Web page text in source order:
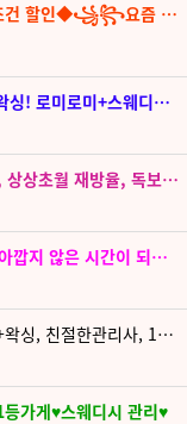
분당 수내역 [어썸스웨디시]꧁꧂◆첫방문 무조건 할인◆꧁꧂요즘 제일 핫한 그곳 ꧁꧂
수원 세류동 [라힐테라피] ●수원 1등 관리●힐링 왁싱! 로미로미+스웨디시 전문점 만족도 최고●
파주 야당 1인샵 [츄] 파주의 명소, 한국관리사님, 상상초월 재방율, 독보적인 친절 마인드, 탑급 실력, 비교 불가
광진 건대 [플로] 스웨디시! 전원 친절한 관리사! 아깝지 않은 시간이 되고싶다면 플로스웨디시를 찾으세요^^
평택 서정 1인샵 [구찌스웨디시] 서정NEW, 스웨+왁싱, 친절한관리사, 1인샵
가게♥스웨디시 관리♥